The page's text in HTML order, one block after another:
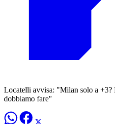
Locatelli avvisa: "Milan solo a +3?
dobbiamo fare"